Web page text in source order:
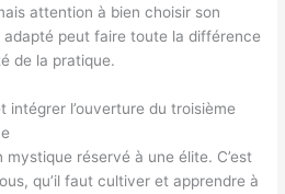
attention à bien choisir son
adapté peut faire toute la différence
de la pratique.
intégrer l’ouverture du troisième
mystique réservé à une élite. C’est
qu’il faut cultiver et apprendre à